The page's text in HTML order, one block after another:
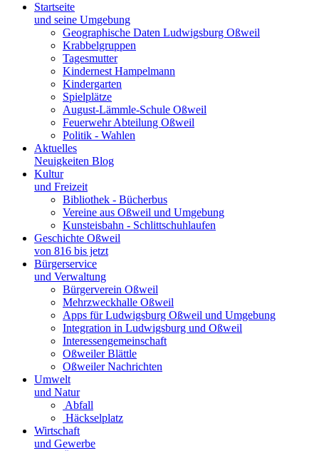
Startseite
und seine Umgebung
Geographische Daten Ludwigsburg Oßweil
Krabbelgruppen
Tagesmutter
Kindernest Hampelmann
Kindergarten
Spielplätze
August-Lämmle-Schule Oßweil
Feuerwehr Abteilung Oßweil
Politik - Wahlen
Aktuelles
Neuigkeiten Blog
Kultur
und Freizeit
Bibliothek - Bücherbus
Vereine aus Oßweil und Umgebung
Kunsteisbahn - Schlittschuhlaufen
Geschichte Oßweil
von 816 bis jetzt
Bürgerservice
und Verwaltung
Bürgerverein Oßweil
Mehrzweckhalle Oßweil
Apps für Ludwigsburg Oßweil und Umgebung
Integration in Ludwigsburg und Oßweil
Interessengemeinschaft
Oßweiler Blättle
Oßweiler Nachrichten
Umwelt
und Natur
Abfall
Häckselplatz
Wirtschaft
und Gewerbe